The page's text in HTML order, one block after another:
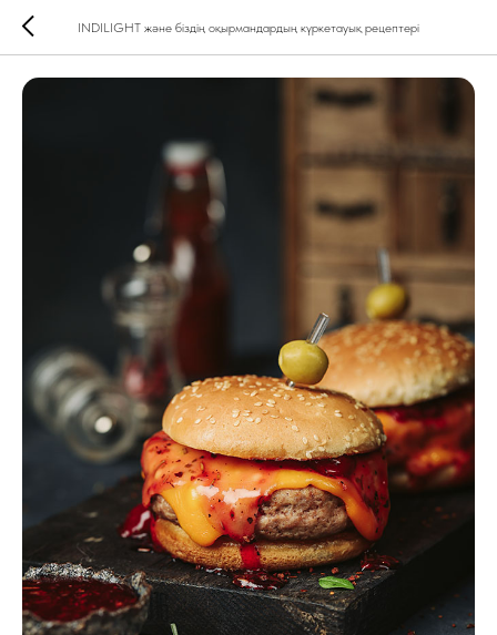
INDILIGHT және біздің оқырмандардың күркетауық рецептері